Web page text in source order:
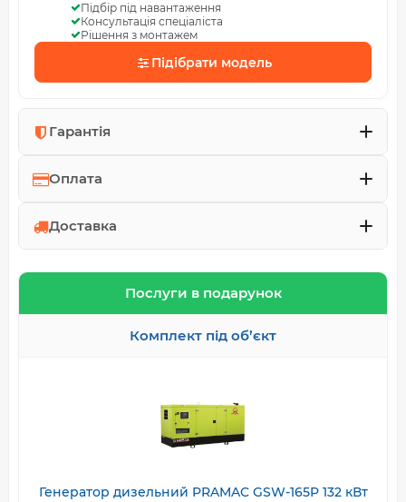
Підбір під навантаження
Консультація спеціаліста
Рішення з монтажем
Підібрати модель
Гарантія
Оплата
Доставка
Послуги в подарунок
Комплект під об’єкт
Генератор дизельний PRAMAC GSW-165P 132 кВт